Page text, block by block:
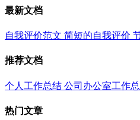
最新文档
自我评价范文 简短的自我评价
推荐文档
个人工作总结 公司办公室工作
热门文章